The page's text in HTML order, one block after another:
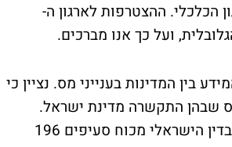
הכלכלי. ההצטרפות לארגון ה-
בין המדינות בענייני מס. נציין כי
שבהן התקשרה מדינת ישראל.
התחייבות זו מוסדרת באמנות המס שישראל צד להן, והיא נקלטת בדין הישראלי מכוח סעיפים 196